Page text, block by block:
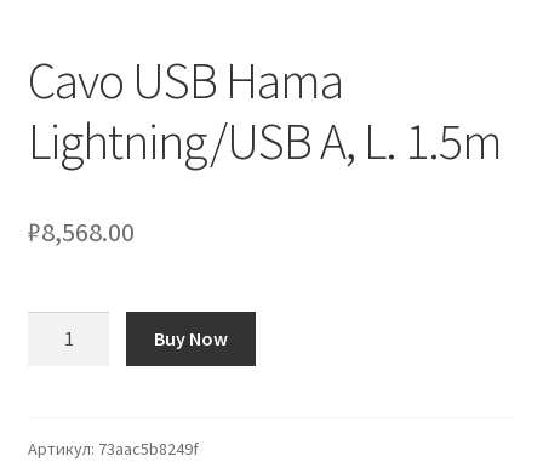
Cavo USB Hama
Lightning/USB A, L. 1.5m
₽8,568.00
Hama
Buy Now
Артикул: 73aac5b8249f